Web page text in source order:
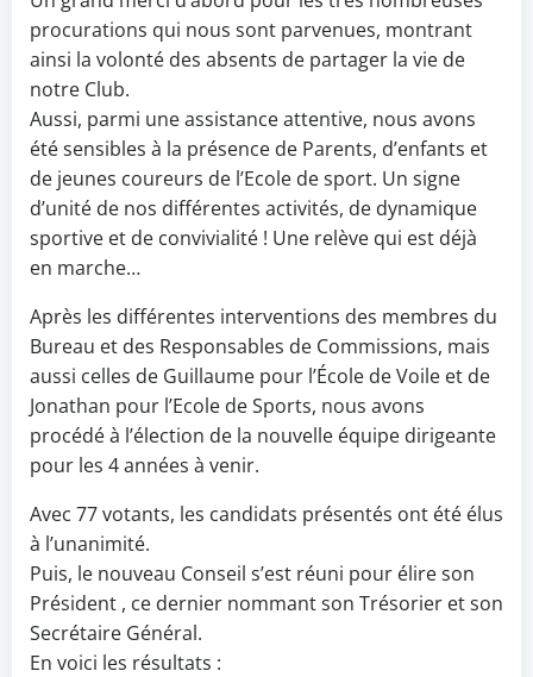
procurations qui nous sont parvenues, montrant
ainsi la volonté des absents de partager la vie de
notre Club.
Aussi, parmi une assistance attentive, nous avons
été sensibles à la présence de Parents, d’enfants et
de jeunes coureurs de l’Ecole de sport. Un signe
d’unité de nos différentes activités, de dynamique
sportive et de convivialité ! Une relève qui est déjà
en marche…
Après les différentes interventions des membres du
Bureau et des Responsables de Commissions, mais
aussi celles de Guillaume pour l’École de Voile et de
Jonathan pour l’Ecole de Sports, nous avons
procédé à l’élection de la nouvelle équipe dirigeante
pour les 4 années à venir.
Avec 77 votants, les candidats présentés ont été élus
à l’unanimité.
Puis, le nouveau Conseil s’est réuni pour élire son
Président , ce dernier nommant son Trésorier et son
Secrétaire Général.
En voici les résultats :